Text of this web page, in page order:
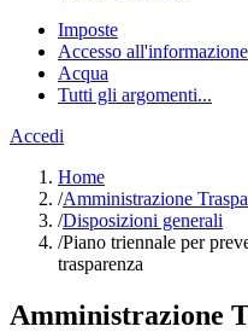
Imposte
Accesso all'informazione
Acqua
Tutti gli argomenti...
Accedi
Home
/Amministrazione
/Disposizioni generali
/Piano triennale per
trasparenza
Amministrazione